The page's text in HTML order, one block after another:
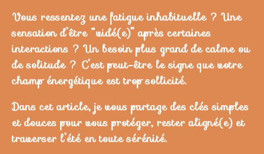
Vous ressentez une fatigue inhabituelle ? Une
sensation d’être “vidé(e)” après certaines
interactions ? Un besoin plus grand de calme ou
de solitude ? C’est peut-être le signe que votre
champ énergétique est trop sollicité.
Dans cet article, je vous partage des clés simples
et douces pour vous protéger, rester aligné(e) et
traverser l’été en toute sérénité.